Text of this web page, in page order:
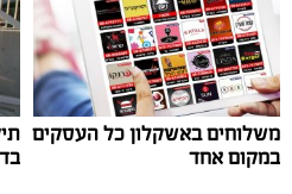
משלוחים באשקלון כל העסקים
במקום אחד